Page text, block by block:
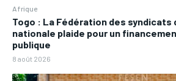
Afrique
Togo : La Fédération des syndicats
nationale plaide pour un
publique
8 août 2026